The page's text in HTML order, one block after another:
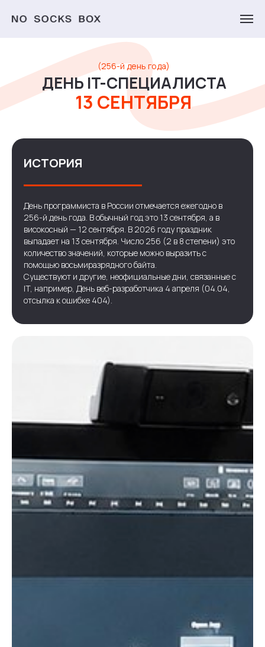
13 СЕНТЯБРЯ
ДЕНЬ IT-СПЕЦИАЛИСТА
(256-й день года)
ИСТОРИЯ
День программиста в России отмечается ежегодно в
256-й день года. В обычный год это 13 сентября, а в
високосный — 12 сентября. В 2026 году праздник
выпадает на 13 сентября. Число 256 (2 в 8 степени) это
количество значений, которые можно выразить с
помощью восьмиразрядного байта.
Существуют и другие, неофициальные дни, связанные с
IT, например, День веб-разработчика 4 апреля (04.04,
отсылка к ошибке 404).